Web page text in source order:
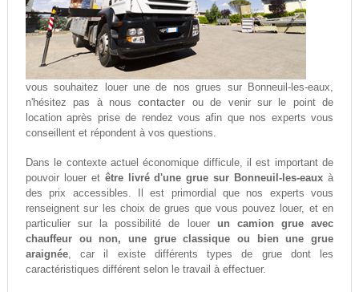
vous souhaitez louer une de nos grues sur Bonneuil-les-eaux,
n'hésitez pas à nouscontacter ou de venir sur le point de
location après prise de rendez vous afin que nos experts vous
conseillent et répondent à vos questions.
Dans le contexte actuel économique difficule, il est important de
pouvoir louer et être livré d'une grue sur Bonneuil-les-eaux à
des prix accessibles. Il est primordial que nos experts vous
renseignent sur les choix de grues que vous pouvez louer, et en
particulier sur la possibilité de louer un camion grue avec
chauffeur ou non, une grue classique ou bien une grue
araignée, car il existe différents types de grue dont les
caractéristiques différent selon le travail à effectuer.